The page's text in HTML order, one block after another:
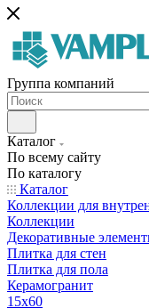
Группа компаний
Каталог
По всему сайту
По каталогу
Каталог
Коллекции для
Коллекции
Декоративные
Плитка для стен
Плитка для пола
Керамогранит
15х60